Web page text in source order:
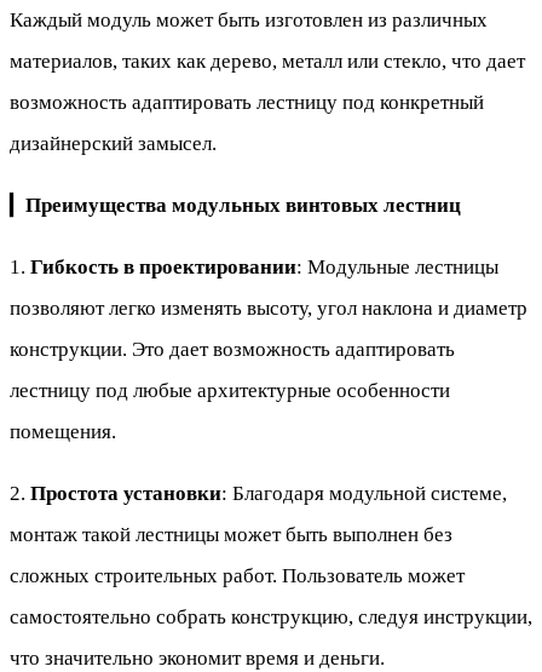
Каждый модуль может быть изготовлен из различных
материалов, таких как дерево, металл или стекло, что дает
возможность адаптировать лестницу под конкретный
дизайнерский замысел.
Преимущества модульных винтовых лестниц
1. Гибкость в проектировании: Модульные лестницы
позволяют легко изменять высоту, угол наклона и диаметр
конструкции. Это дает возможность адаптировать
лестницу под любые архитектурные особенности
помещения.
2. Простота установки: Благодаря модульной системе,
монтаж такой лестницы может быть выполнен без
сложных строительных работ. Пользователь может
самостоятельно собрать конструкцию, следуя инструкции,
что значительно экономит время и деньги.